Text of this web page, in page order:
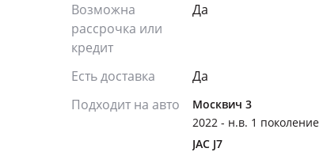
Возможна
рассрочка или
кредит
Да
Есть доставка
Да
Подходит на авто
Москвич 3
2022 - н.в. 1 поколение
JAC J7